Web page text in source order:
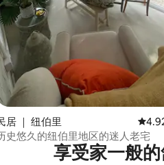
（满分 5 分），共 70 条评价
居 ｜ 纽伯里 平均
史悠久的纽伯里地区的迷人老宅
享受家一般